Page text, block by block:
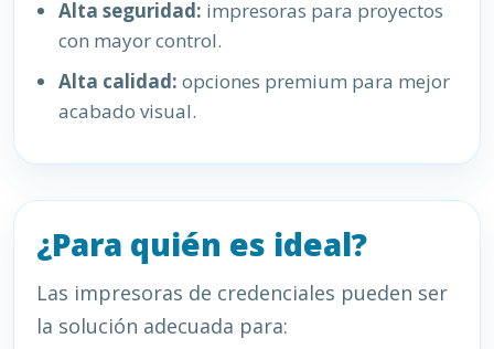
Alta seguridad: impresoras para proyectos
con mayor control.
Alta calidad: opciones premium para mejor
acabado visual.
¿Para quién es ideal?
Las impresoras de credenciales pueden ser
la solución adecuada para: